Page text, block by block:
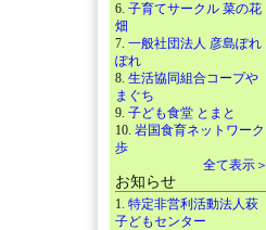
6. 子育てサークル 菜の花
畑
7. 一般社団法人 彦島ぽれ
ぽれ
8. 生活協同組合コープや
まぐち
9. 子ども食堂 とまと
10. 岩国食育ネットワーク
歩
全て表示＞
お知らせ
1. 特定非営利活動法人萩
子どもセンター